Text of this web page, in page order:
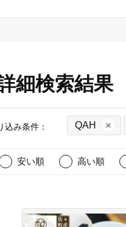
細検索結果
込み条件： QAH
安い順 高い順